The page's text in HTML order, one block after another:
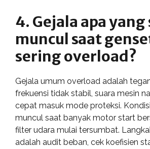
4. Gejala apa
muncul saat
sering overload?
Gejala umum overload adalah
frekuensi tidak stabil, suara mesin
cepat masuk mode proteksi.
muncul saat banyak motor start
filter udara mulai tersumbat.
adalah audit beban, cek koefisien